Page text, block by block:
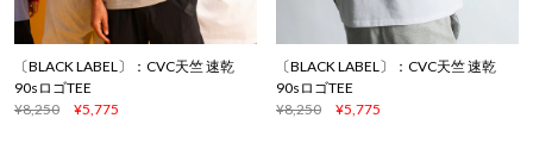
〔BLACK LABEL〕：CVC天竺 速乾
90sロゴTEE
¥8,250
¥5,775
〔BLACK LABEL〕：CVC天竺 速乾
90sロゴTEE
¥8,250
¥5,775